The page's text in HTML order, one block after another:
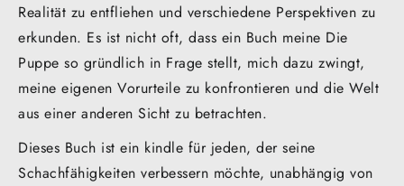
Realität zu entfliehen und verschiedene Perspektiven zu
erkunden. Es ist nicht oft, dass ein Buch meine Die
Puppe so gründlich in Frage stellt, mich dazu zwingt,
meine eigenen Vorurteile zu konfrontieren und die Welt
aus einer anderen Sicht zu betrachten.
Dieses Buch ist ein kindle für jeden, der seine
Schachfähigkeiten verbessern möchte, unabhängig von